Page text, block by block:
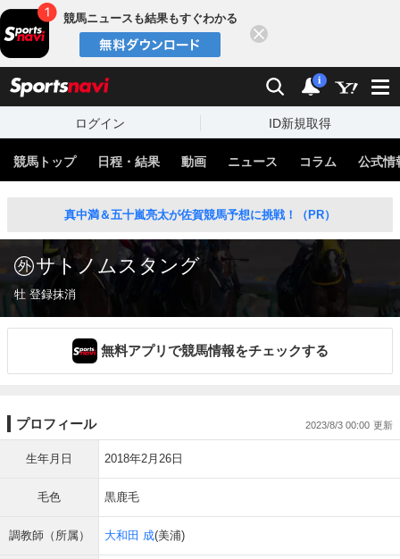
競馬ニュースも結果もすぐわかる
検索 通知
i
ログイン ID新規取得
競馬トップ 日程・結果 動画 ニュース コラム 公式情
真中満＆五十嵐亮太が佐賀競馬予想に挑戦！（PR）
サトノムスタング
牡 登録抹消
無料アプリで競馬情報をチェックする
プロフィール 2023/8/3 00:00
生年月日 2018年2月26日
毛色 黒鹿毛
調教師（所属） 大和田 成(美浦)